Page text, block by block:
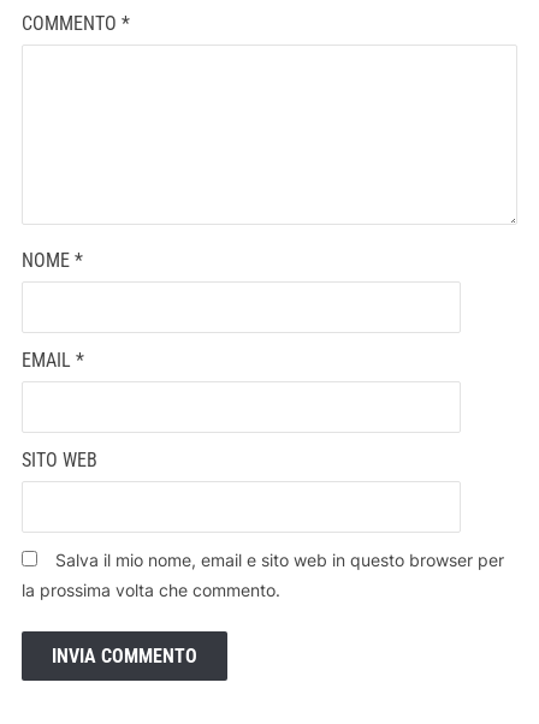
COMMENTO *
NOME *
EMAIL *
SITO WEB
Salva il mio nome, email e sito web in questo browser per
la prossima volta che commento.